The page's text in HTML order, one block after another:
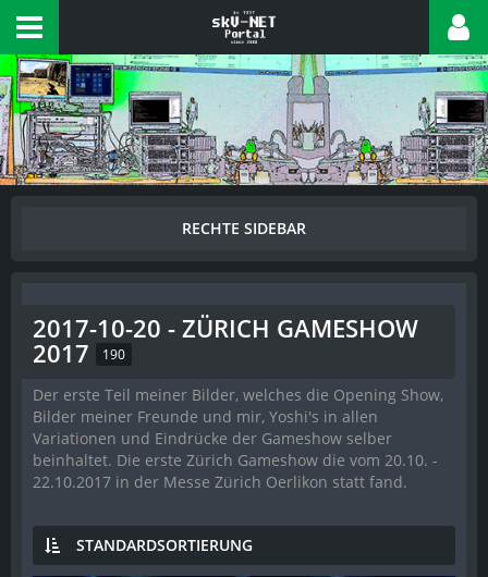
2017-10-20 - ZÜRICH GAMESHOW
2017 190
Der erste Teil meiner Bilder, welches die Opening Show,
Bilder meiner Freunde und mir, Yoshi's in allen
Variationen und Eindrücke der Gameshow selber
beinhaltet. Die erste Zürich Gameshow die vom 20.10. -
22.10.2017 in der Messe Zürich Oerlikon statt fand.
STANDARDSORTIERUNG